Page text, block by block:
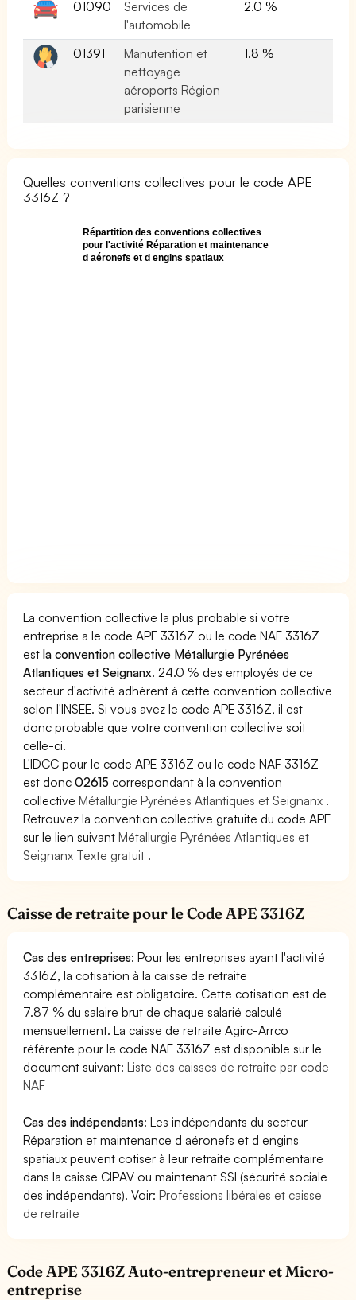
01090
Services de
l'automobile
2.0 %
01391
Manutention et
nettoyage
aéroports Région
parisienne
1.8 %
Quelles conventions collectives pour le code APE
3316Z ?
Répartition des conventions collectives
pour l'activité Réparation et maintenance
d aéronefs et d engins spatiaux
La convention collective la plus probable si votre
entreprise a le code APE 3316Z ou le code NAF 3316Z
estla convention collective Métallurgie Pyrénées
Atlantiques et Seignanx. 24.0 % des employés de ce
secteur d'activité adhèrent à cette convention collective
selon l'INSEE. Si vous avez le code APE 3316Z, il est
donc probable que votre convention collective soit
celle-ci.
L'IDCC pour le code APE 3316Z ou le code NAF 3316Z
est donc02615 correspondant à la convention
collectiveMétallurgie Pyrénées Atlantiques et Seignanx .
Retrouvez la convention collective gratuite du code APE
sur le lien suivantMétallurgie Pyrénées Atlantiques et
Seignanx Texte gratuit .
Caisse de retraite pour le Code APE 3316Z
Cas des entreprises: Pour les entreprises ayant l'activité
3316Z, la cotisation à la caisse de retraite
complémentaire est obligatoire. Cette cotisation est de
7.87 % du salaire brut de chaque salarié calculé
mensuellement. La caisse de retraite Agirc-Arrco
référente pour le code NAF 3316Z est disponible sur le
document suivant:Liste des caisses de retraite par code
NAF
Cas des indépendants: Les indépendants du secteur
Réparation et maintenance d aéronefs et d engins
spatiaux peuvent cotiser à leur retraite complémentaire
dans la caisse CIPAV ou maintenant SSI (sécurité sociale
des indépendants). Voir:Professions libérales et caisse
de retraite
Code APE 3316Z Auto-entrepreneur et Micro-
entreprise